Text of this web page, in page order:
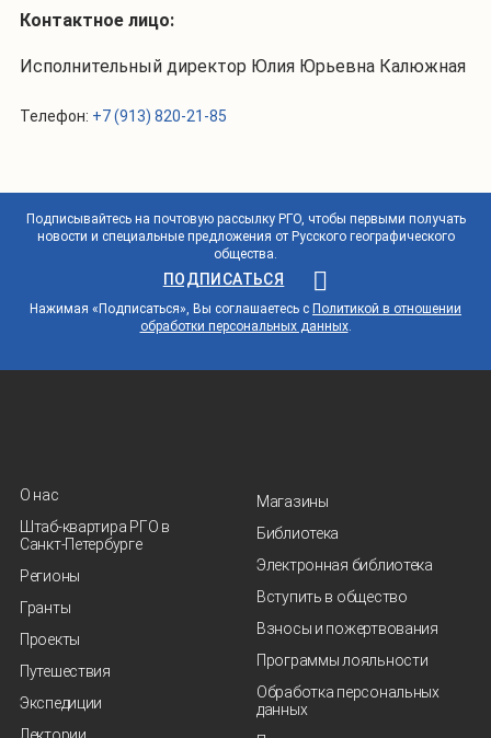
Контактное лицо:
Исполнительный директор Юлия Юрьевна Калюжная
Телефон: +7 (913) 820-21-85
Подписывайтесь на почтовую рассылку РГО, чтобы первыми получать
новости и специальные предложения от Русского географического
общества.
ПОДПИСАТЬСЯ
Нажимая «Подписаться», Вы соглашаетесь с Политикой в отношении
обработки персональных данных.
О нас
Штаб-квартира РГО в
Санкт‑Петербурге
Регионы
Гранты
Проекты
Путешествия
Экспедиции
Магазины
Библиотека
Электронная библиотека
Вступить в общество
Взносы и пожертвования
Программы лояльности
Обработка персональных
данных